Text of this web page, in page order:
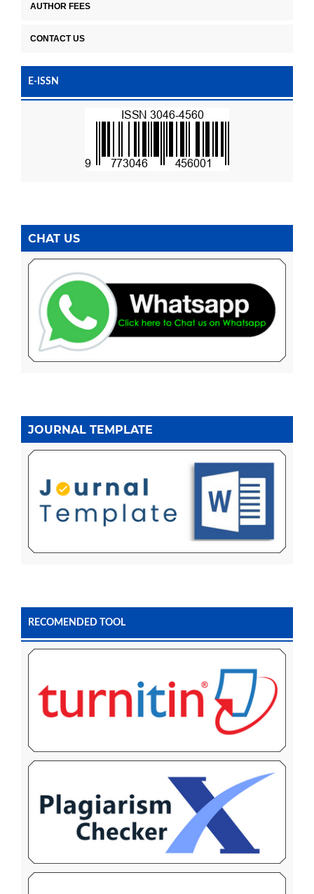
AUTHOR FEES
CONTACT US
E-ISSN
CHAT US
JOURNAL TEMPLATE
RECOMENDED TOOL